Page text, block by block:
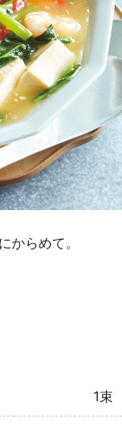
からめて。
1束